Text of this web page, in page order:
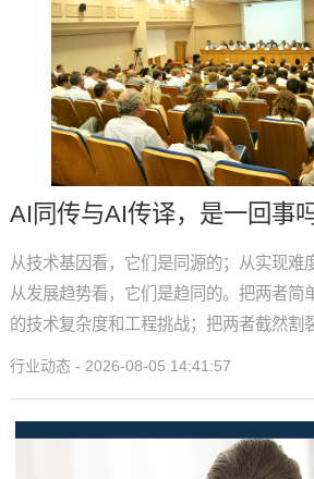
AI同传与AI传译，是一回事
从技术基因看，它们是同源的；从实现难
从发展趋势看，它们是趋同的。把两者简
的技术复杂度和工程挑战；把两者截然割
融合的大趋势。
行业动态 - 2026-08-05 14:41:57